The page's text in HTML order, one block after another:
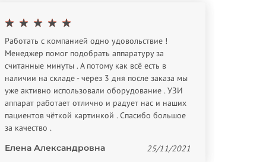
Работать с компанией одно удовольствие !
Менеджер помог подобрать аппаратуру за
считанные минуты . А потому как всё есть в
наличии на складе - через 3 дня после заказа мы
уже активно использовали оборудование . УЗИ
аппарат работает отлично и радует нас и наших
пациентов чёткой картинкой . Спасибо большое
за качество .
Елена Александровна
25/11/2021